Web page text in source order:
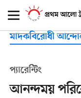
মাদকবিরোধী
প্যারেন্টিং
আনন্দময়